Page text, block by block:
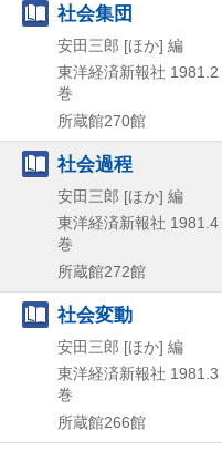
社会集団
安田三郎 [ほか] 編
東洋経済新報社 1981.2
巻
所蔵館270館
社会過程
安田三郎 [ほか] 編
東洋経済新報社 1981.4
巻
所蔵館272館
社会変動
安田三郎 [ほか] 編
東洋経済新報社 1981.3
巻
所蔵館266館